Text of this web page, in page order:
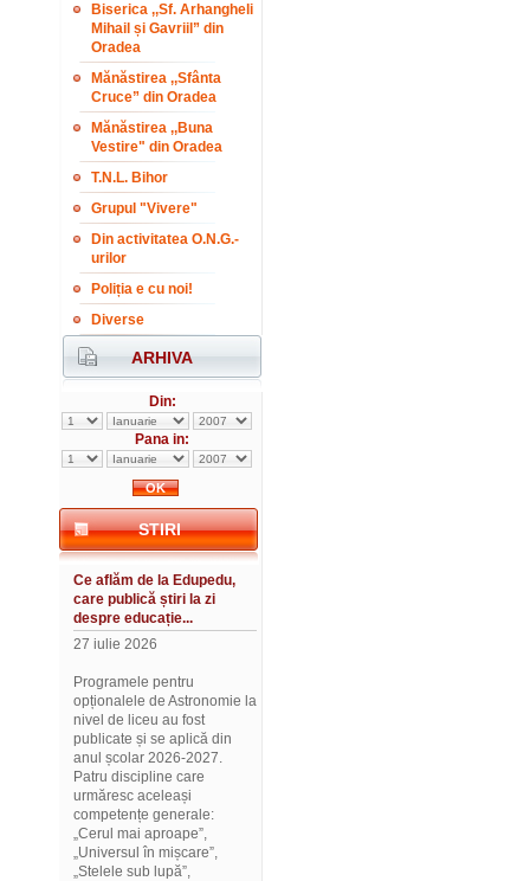
Biserica ,,Sf. Arhangheli
Mihail și Gavriil” din
Oradea
Mănăstirea ,,Sfânta
Cruce” din Oradea
Mănăstirea ,,Buna
Vestire" din Oradea
T.N.L. Bihor
Grupul "Vivere"
Din activitatea O.N.G.-
urilor
Poliția e cu noi!
Diverse
ARHIVA
Din:
Pana in:
STIRI
Ce aflăm de la Edupedu,
care publică știri la zi
despre educație...
27 iulie 2026
Programele pentru
opționalele de Astronomie la
nivel de liceu au fost
publicate și se aplică din
anul școlar 2026-2027.
Patru discipline care
urmăresc aceleași
competențe generale:
„Cerul mai aproape”,
„Universul în mișcare”,
„Stelele sub lupă”,